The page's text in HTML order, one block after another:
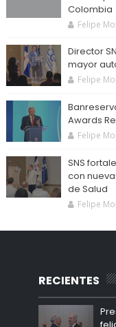
Colombia
Felipe
Director
mayor
Felipe
Awards
Felipe
SNS
con
de Salud
Felipe
RECIENTES